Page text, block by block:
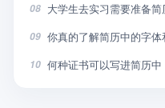
08 大学生去实习需要准备简
09 你真的了解简历中的字
10 何种证书可以写进简历中